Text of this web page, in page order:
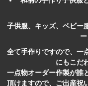
子供服、キッズ、ベビー
全て手作りですので、一
にもこだ
一点物オーダー作製が誰
頂けますので、ご出産祝